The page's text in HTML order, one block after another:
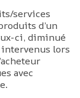
services
d’un
ci, diminué
intervenus lors
avec